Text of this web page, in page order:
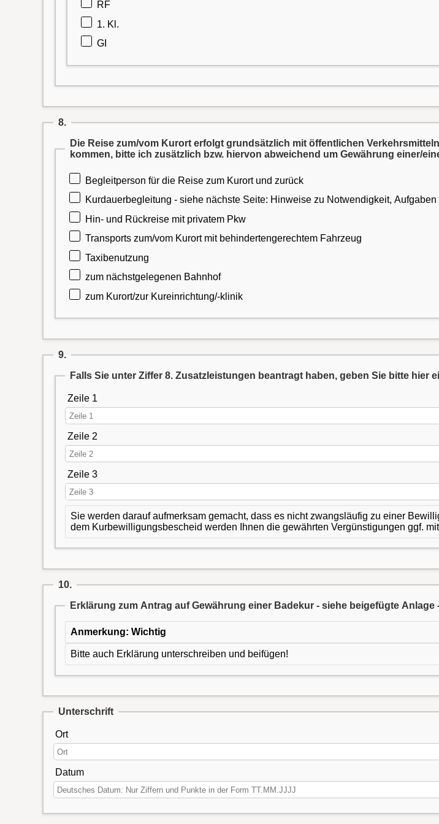
RF
1. Kl.
GI
8.
Die Reise zum/vom Kurort erfolgt grundsätzlich mit öffentlichen
kommen, bitte ich zusätzlich bzw. hiervon abweichend um Gewährung einer/
Begleitperson für die Reise zum Kurort und zurück
Kurdauerbegleitung - siehe nächste Seite: Hinweise zu Notwendigkeit,
Hin- und Rückreise mit privatem Pkw
Transports zum/vom Kurort mit behindertengerechtem Fahrzeug
Taxibenutzung
zum nächstgelegenen Bahnhof
zum Kurort/zur Kureinrichtung/-klinik
9.
Falls Sie unter Ziffer 8. Zusatzleistungen beantragt haben, geben Sie bitte hier
Zeile 1
Zeile 2
Zeile 3
Sie werden darauf aufmerksam gemacht, dass es nicht zwangsläufig zu einer
dem Kurbewilligungsbescheid werden Ihnen die gewährten Vergünstigungen ggf.
10.
Erklärung zum Antrag auf Gewährung einer Badekur - siehe beigefügte Anlage
Anmerkung: Wichtig
Bitte auch Erklärung unterschreiben und beifügen!
Unterschrift
Ort
Datum